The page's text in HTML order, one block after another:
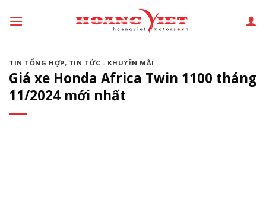
đến
dungTIN TỔNG HỢP, TIN TỨC - KHUYẾN MÃI
Giá xe Honda Africa Twin 1100 tháng
11/2024 mới nhất